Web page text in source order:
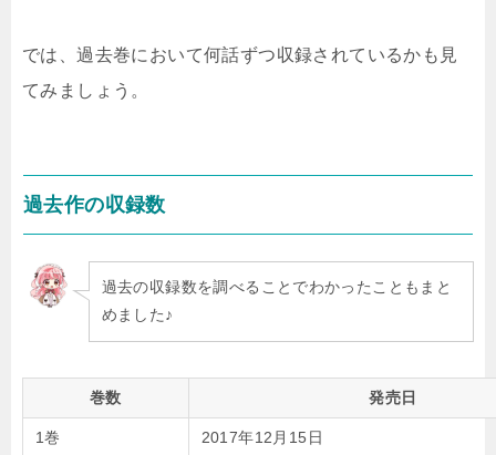
では、過去巻において何話ずつ収録されているかも見
てみましょう。
過去作の収録数
過去の収録数を調べることでわかったこともまと
めました♪
巻数 発売日
1巻 2017年12月15日